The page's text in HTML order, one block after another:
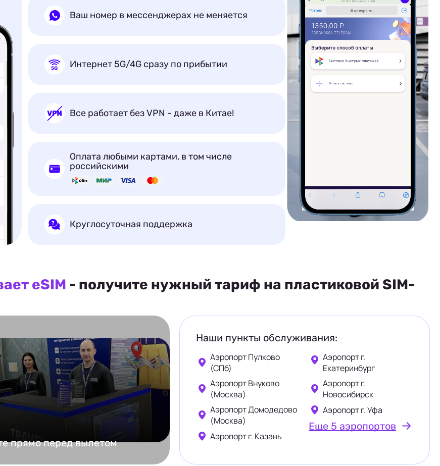
Ваш номер в мессенджерах не меняется
Интернет 5G/4G сразу по прибытии
Все работает без VPN - даже в Китае!
Оплата любыми картами, в том числе
российскими
Круглосуточная поддержка
eSIM - получите нужный тариф на пластиковой SIM-
прямо перед вылетом
Наши пункты обслуживания:
Аэропорт Пулково
(СПб)
Аэропорт Внуково
(Москва)
Аэропорт Домодедово
(Москва)
Аэропорт г. Казань
Аэропорт г.
Екатеринбург
Аэропорт г.
Новосибирск
Аэропорт г. Уфа
Еще 5 аэропортов